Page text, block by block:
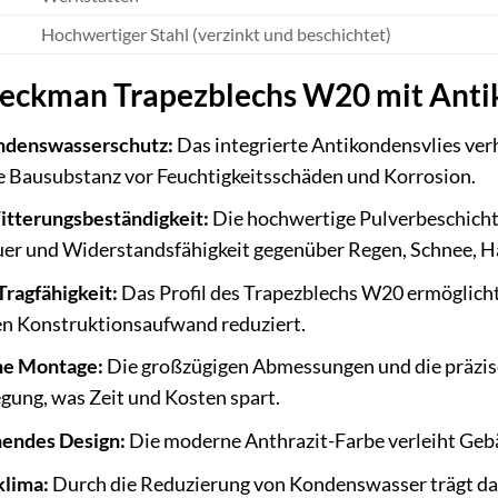
Hochwertiger Stahl (verzinkt und beschichtet)
Trapezblechs W20 mit
Das integrierte Antikondensvlies
vor Feuchtigkeitsschäden und Korrosion.
Die hochwertige
und Widerstandsfähigkeit gegenüber Regen, Schnee,
Das Profil des Trapezblechs W20
Konstruktionsaufwand reduziert.
Montage: Die großzügigen Abmessungen und die
was Zeit und Kosten spart.
Design: Die moderne Anthrazit-Farbe verleiht
Durch die Reduzierung von Kondenswasser trägt